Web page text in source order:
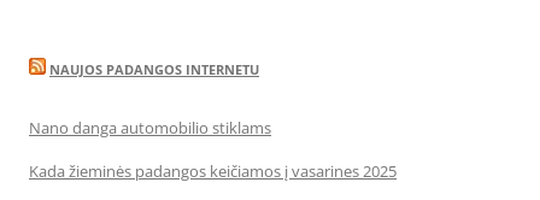
NAUJOS PADANGOS INTERNETU
Nano danga automobilio stiklams
Kada žieminės padangos keičiamos į vasarines 2025